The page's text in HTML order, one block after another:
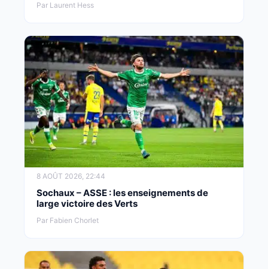
Par Laurent Hess
8 AOÛT 2026, 22:44
Sochaux – ASSE : les enseignements de
large victoire des Verts
Par Fabien Chorlet